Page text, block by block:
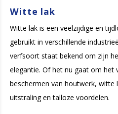
Witte lak
Witte lak is een veelzijdige en
gebruikt in verschillende
verfsoort staat bekend om zijn
elegantie. Of het nu gaat om het
beschermen van houtwerk, witte
uitstraling en talloze voordelen.